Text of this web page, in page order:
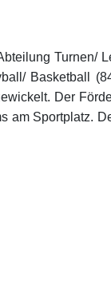
Turnen/
Basketball
Der
am Sportplatz.